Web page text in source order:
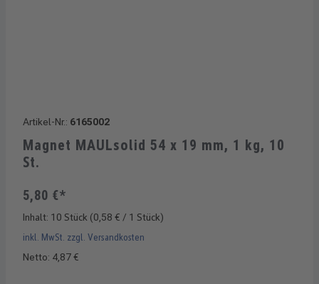
Artikel-Nr.: 6165002
Magnet MAULsolid 54 x 19 mm, 1 kg, 10
St.
5,80 €*
Inhalt: 10 Stück (0,58 € / 1 Stück)
inkl. MwSt. zzgl. Versandkosten
Netto: 4,87 €